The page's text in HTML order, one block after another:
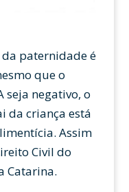
paternidade é
que o
seja negativo, o
da criança está
Assim
Civil do
Catarina.